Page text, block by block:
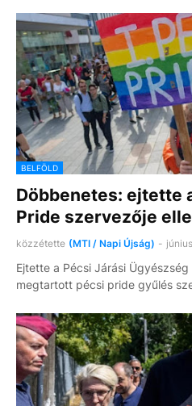
BELFÖLD
Döbbenetes: ejtette
Pride szervezője
közzétette (MTI / Napi Újság) -
Ejtette a Pécsi Járási
megtartott pécsi pride gyűlés